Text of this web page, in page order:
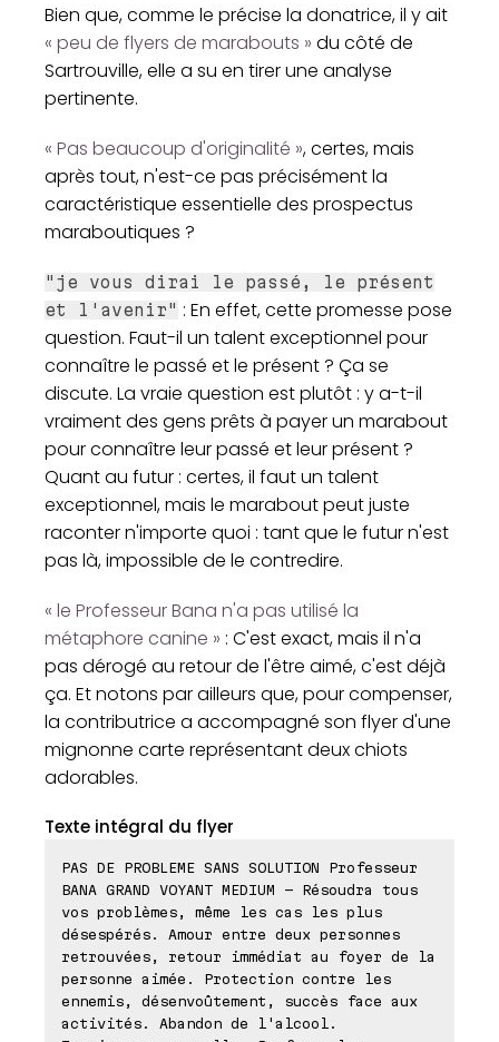
Bien que, comme le précise la donatrice, il y ait
« peu de flyers de marabouts » du côté de
Sartrouville, elle a su en tirer une analyse
pertinente.
« Pas beaucoup d'originalité », certes, mais
après tout, n'est-ce pas précisément la
caractéristique essentielle des prospectus
maraboutiques ?
"je vous dirai le passé, le présent
et l'avenir" : En effet, cette promesse pose
question. Faut-il un talent exceptionnel pour
connaître le passé et le présent ? Ça se
discute. La vraie question est plutôt : y a-t-il
vraiment des gens prêts à payer un marabout
pour connaître leur passé et leur présent ?
Quant au futur : certes, il faut un talent
exceptionnel, mais le marabout peut juste
raconter n'importe quoi : tant que le futur n'est
pas là, impossible de le contredire.
« le Professeur Bana n'a pas utilisé la
métaphore canine » : C'est exact, mais il n'a
pas dérogé au retour de l'être aimé, c'est déjà
ça. Et notons par ailleurs que, pour compenser,
la contributrice a accompagné son flyer d'une
mignonne carte représentant deux chiots
adorables.
Texte intégral du flyer
PAS DE PROBLEME SANS SOLUTION Professeur
BANA GRAND VOYANT MEDIUM - Résoudra tous
vos problèmes, même les cas les plus
désespérés. Amour entre deux personnes
retrouvées, retour immédiat au foyer de la
personne aimée. Protection contre les
ennemis, désenvoûtement, succès face aux
activités. Abandon de l'alcool.